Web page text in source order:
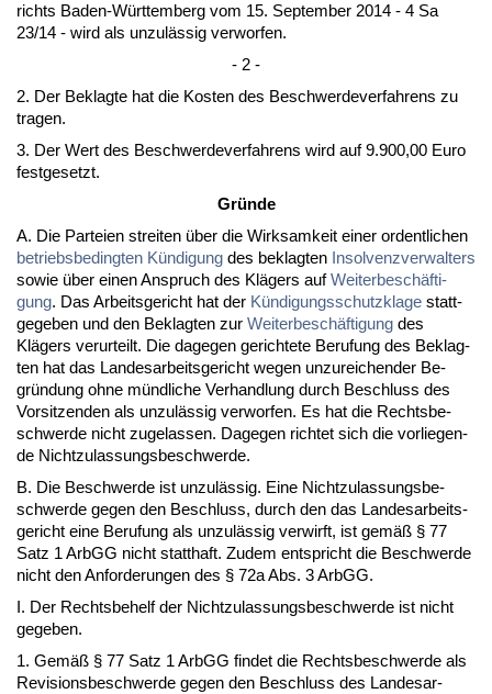
richts Ba­den-Würt­tem­berg vom 15. Sep­tem­ber 2014 - 4 Sa
23/14 - wird als un­zulässig ver­wor­fen.
- 2 -
2. Der Be­klag­te hat die Kos­ten des Be­schwer­de­ver­fah­rens zu
tra­gen.
3. Der Wert des Be­schwer­de­ver­fah­rens wird auf 9.900,00 Eu­ro
fest­ge­setzt.
Gründe
A. Die Par­tei­en strei­ten über die Wirk­sam­keit ei­ner or­dent­li­chen
be­triebs­be­ding­ten Kündi­gung des be­klag­ten In­sol­venz­ver­wal­ters
so­wie über ei­nen An­spruch des Klägers aufWei­ter­beschäfti­
gung. Das Ar­beits­ge­richt hat der Kündi­gungs­schutz­kla­ge statt­
ge­ge­ben und den Be­klag­ten zur Wei­ter­beschäfti­gung des
Klägers ver­ur­teilt. Die da­ge­gen ge­rich­te­te Be­ru­fung des Be­klag­
ten hat das Lan­des­ar­beits­ge­richt we­gen un­zu­rei­chen­der Be­
gründung oh­ne münd­li­che Ver­hand­lung durch Be­schluss des
Vor­sit­zen­den als un­zulässig ver­wor­fen. Es hat die Rechts­be­
schwer­de nicht zu­ge­las­sen. Da­ge­gen rich­tet sich die vor­lie­gen­
de Nicht­zu­las­sungs­be­schwer­de.
B. Die Be­schwer­de ist un­zulässig. Ei­ne Nicht­zu­las­sungs­be­
schwer­de ge­gen den Be­schluss, durch den das Lan­des­ar­beits­
ge­richt ei­ne Be­ru­fung als un­zulässig ver­wirft, ist gemäß § 77
Satz 1 ArbGG nicht statt­haft. Zu­dem ent­spricht die Be­schwer­de
nicht den An­for­de­run­gen des § 72a Abs. 3 ArbGG.
I. Der Rechts­be­helf der Nicht­zu­las­sungs­be­schwer­de ist nicht
ge­ge­ben.
1. Gemäß § 77 Satz 1 ArbGG fin­det die Rechts­be­schwer­de als
Re­vi­si­ons­be­schwer­de ge­gen den Be­schluss des Lan­des­ar­